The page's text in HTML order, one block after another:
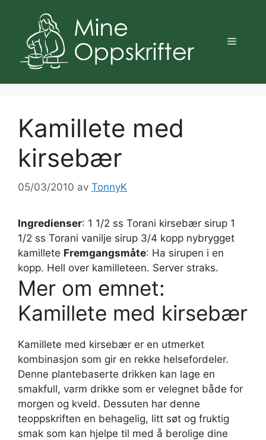
innhold
Meny
Kamillete med
kirsebær
05/03/2010 av TonnyK
Ingredienser: 1 1/2 ss Torani kirsebær sirup 1
1/2 ss Torani vanilje sirup 3/4 kopp nybrygget
kamillete Fremgangsmåte: Ha sirupen i en
kopp. Hell over kamilleteen. Server straks.
Mer om emnet:
Kamillete med kirsebær
Kamillete med kirsebær er en utmerket
kombinasjon som gir en rekke helsefordeler.
Denne plantebaserte drikken kan lage en
smakfull, varm drikke som er velegnet både for
morgen og kveld. Dessuten har denne
teoppskriften en behagelig, litt søt og fruktig
smak som kan hjelpe til med å berolige dine